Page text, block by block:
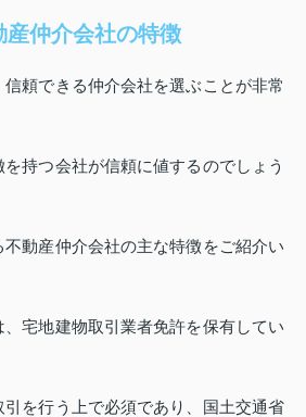
産仲介会社の特徴
頼できる仲介会社を選ぶことが非常
持つ会社が信頼に値するのでしょう
動産仲介会社の主な特徴をご紹介い
、宅地建物取引業者免許を保有してい
引を行う上で必須であり、国土交通省